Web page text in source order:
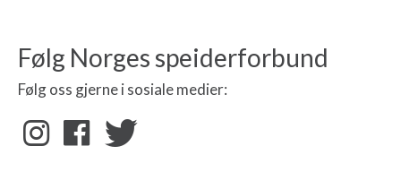
Følg Norges speiderforbund
Følg oss gjerne i sosiale medier: